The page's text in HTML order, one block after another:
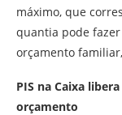
máximo, que
quantia pode
orçamento
PIS na Caixa
orçamento